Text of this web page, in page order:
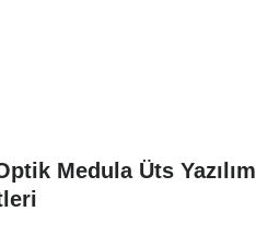
Medula Üts Yazılım